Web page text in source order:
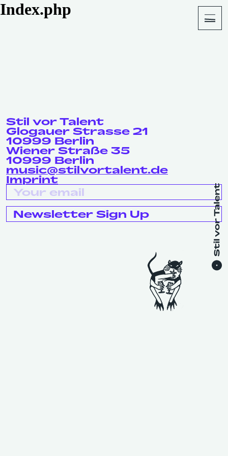
About
Index.php
Stil vor Talent
Glogauer Strasse 21
10999 Berlin
Wiener Straße 35
10999 Berlin
music@stilvortalent.de
Imprint